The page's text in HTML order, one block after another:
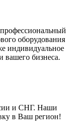
оборудования
индивидуальное
вашего бизнеса.
и СНГ. Наши
в Ваш регион!